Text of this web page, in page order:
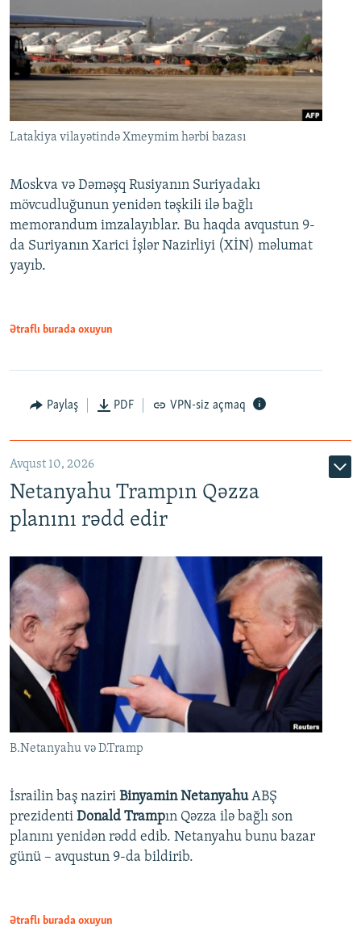
Latakiya vilayətində Xmeymim hərbi bazası
Moskva və Dəməşq Rusiyanın Suriyadakı
mövcudluğunun yenidən təşkili ilə bağlı
memorandum imzalayıblar. Bu haqda avqustun 9-
da Suriyanın Xarici İşlər Nazirliyi (XİN) məlumat
yayıb.
Ətraflı burada oxuyun
Paylaş PDF VPN-siz açmaq
Avqust 10, 2026
Netanyahu Trampın Qəzza
planını rədd edir
B.Netanyahu və D.Tramp
İsrailin baş naziri Binyamin NetanyahuABŞ
prezidenti Donald Trampın Qəzza ilə bağlı son
planını yenidən rədd edib. Netanyahu bunu bazar
günü – avqustun 9-da bildirib.
Ətraflı burada oxuyun